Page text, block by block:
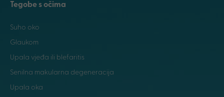
Tegobe s očima
Suho oko
Glaukom
Upala vjeđa ili blefaritis
Senilna makularna degeneracija
Upala oka